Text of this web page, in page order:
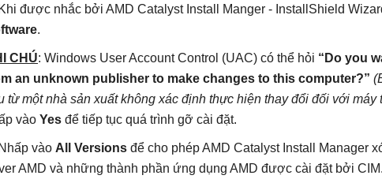
được nhắc bởi AMD Catalyst Install Manger - InstallShield
.
CHÚ: Windows User Account Control (UAC) có thể hỏi “Do you
an unknown publisher to make changes to this computer?”
từ một nhà sản xuất không xác định thực hiện thay đổi đối với máy
vào Yes để tiếp tục quá trình gỡ cài đặt.
vào All Versions để cho phép AMD Catalyst Install Manager
AMD và những thành phần ứng dụng AMD được cài đặt bởi CIM.